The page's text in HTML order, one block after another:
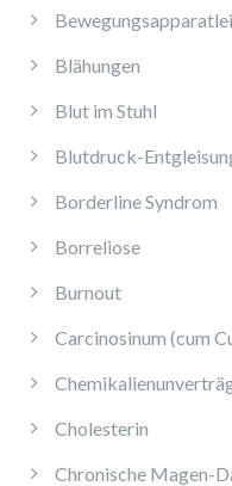
Blähungen
Blut im Stuhl
Blutdruck-
Borderline Syndrom
Borreliose
Burnout
Carcinosinum (cum
Cholesterin
Chronische Magen-